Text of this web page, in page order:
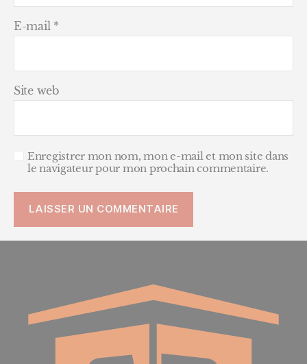
E-mail *
Site web
Enregistrer mon nom, mon e-mail et mon site dans
le navigateur pour mon prochain commentaire.